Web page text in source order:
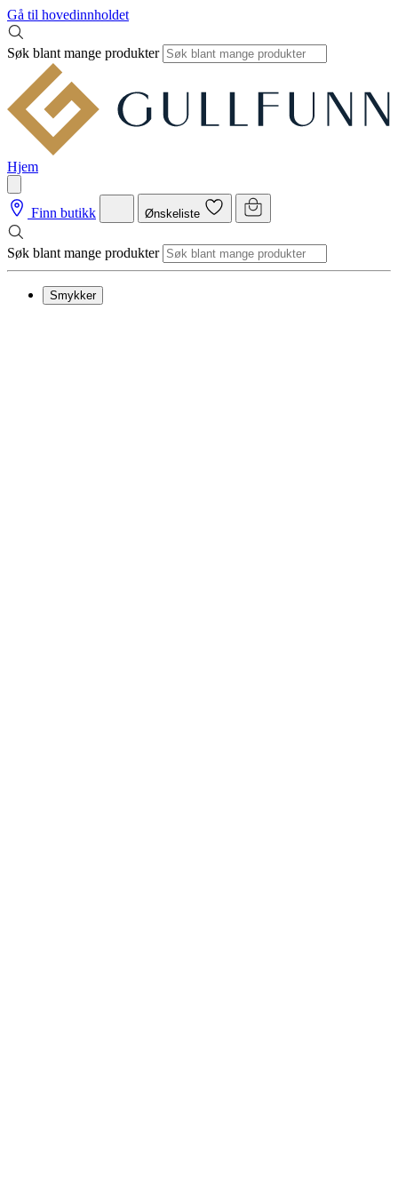
Gå til hovedinnholdet
Søk blant mange produkter
Hjem
Finn butikk Ønskeliste
Søk blant mange produkter
Smykker